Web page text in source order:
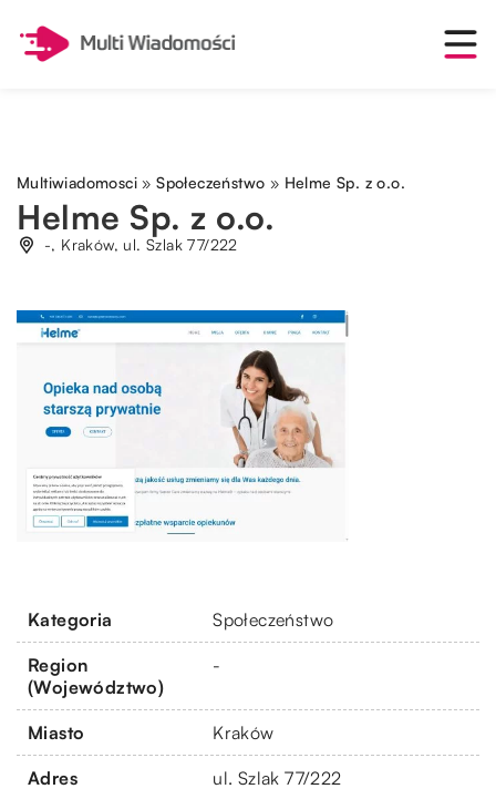
Multiwiadomosci »Społeczeństwo » Helme Sp. z o.o.
Helme Sp. z o.o.
-, Kraków, ul. Szlak 77/222
Kategoria Społeczeństwo
Region
(Województwo)
-
Miasto Kraków
Adres ul. Szlak 77/222